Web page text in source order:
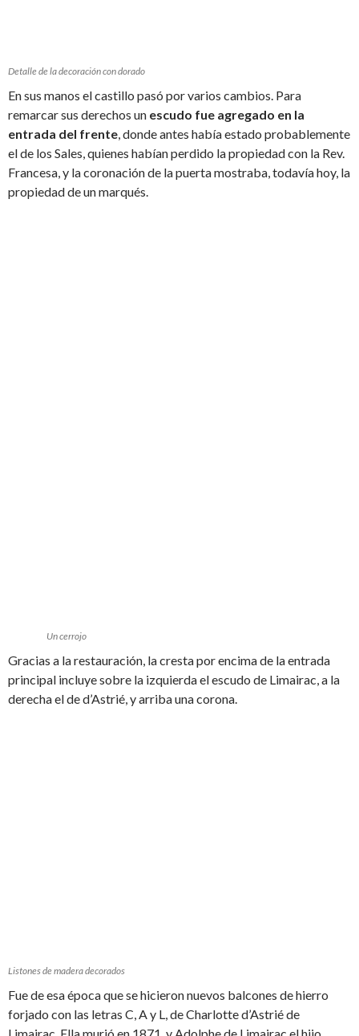
Detalle de la decoración con dorado
En sus manos el castillo pasó por varios cambios. Para
remarcar sus derechos un escudo fue agregado en la
entrada del frente , donde antes había estado probablemente
el de los Sales, quienes habían perdido la propiedad con la Rev.
Francesa, y la coronación de la puerta mostraba, todavía hoy, la
propiedad de un marqués.
Un cerrojo
Gracias a la restauración, la cresta por encima de la entrada
principal incluye sobre la izquierda el escudo de Limairac, a la
derecha el de d’Astrié, y arriba una corona.
Listones de madera decorados
Fue de esa época que se hicieron nuevos balcones de hierro
forjado con las letras C, A y L, de Charlotte d’Astrié de